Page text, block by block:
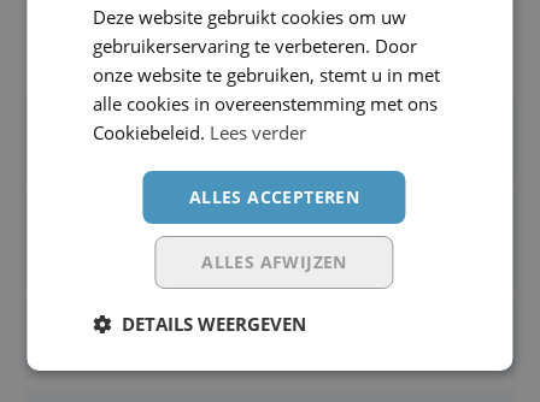
Het kan zijn dat je nog een aantal vragen hebt, daarom
hebben wij deze voor je verzameld.
Voordelen payrolling
Payroll transport: méér dan enkel
flexibiliteit
Voordelen payroll in de logistiek
Deze website gebruikt cookies om uw
gebruikerservaring te verbeteren. Door
onze website te gebruiken, stemt u in met
alle cookies in overeenstemming met ons
Cookiebeleid. Lees verder
ALLES ACCEPTEREN
ALLES AFWIJZEN
DETAILS WEERGEVEN